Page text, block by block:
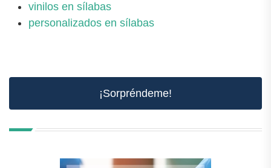
vinilos en sílabas
personalizados en sílabas
¡Sorpréndeme!